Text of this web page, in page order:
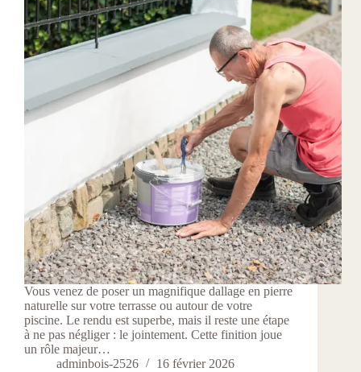
Vous venez de poser un magnifique dallage en pierre
naturelle sur votre terrasse ou autour de votre
piscine. Le rendu est superbe, mais il reste une étape
à ne pas négliger : le jointement. Cette finition joue
un rôle majeur…
adminbois-2526
16 février 2026